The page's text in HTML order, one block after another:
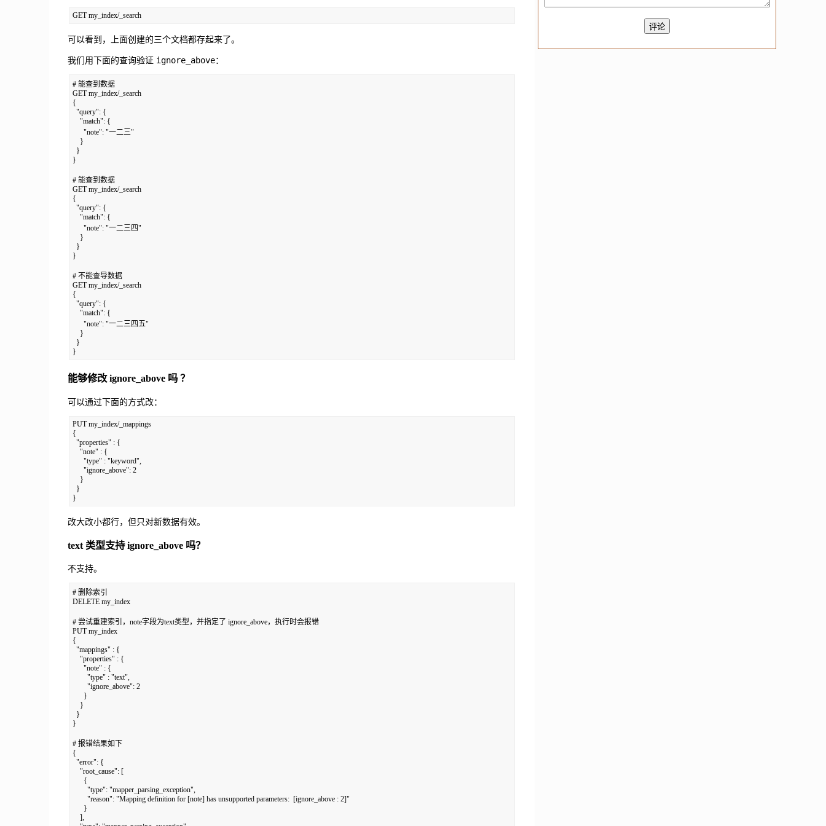
GET my_index/_search
可以看到，上面创建的三个文档都存起来了。
我们用下面的查询验证 ignore_above：
# 能查到数据
GET my_index/_search
{
  "query": {
    "match": {
      "note": "一二三"
    }
  }
}
# 能查到数据
GET my_index/_search
{
  "query": {
    "match": {
      "note": "一二三四"
    }
  }
}
# 不能查导数据
GET my_index/_search
{
  "query": {
    "match": {
      "note": "一二三四五"
    }
  }
能够修改 ignore_above 吗 ？
可以通过下面的方式改：
PUT my_index/_mappings
{
  "properties" : {
    "note" : {
      "type" : "keyword",
      "ignore_above": 2
    }
  }
改大改小都行，但只对新数据有效。
text 类型支持 ignore_above 吗？
不支持。
# 删除索引
DELETE my_index
# 尝试重建索引，note字段为text类型，并指定了 ignore_above，执行时会报错
PUT my_index
{
  "mappings" : {
    "properties" : {
      "note" : {
        "type" : "text",
        "ignore_above": 2
      }
    }
  }
}
# 报错结果如下
{
  "error": {
    "root_cause": [
      {
        "type": "mapper_parsing_exception",
        "reason": "Mapping definition for [note] has unsupported parameters:  [ignore_above : 2]"
      }
    ],